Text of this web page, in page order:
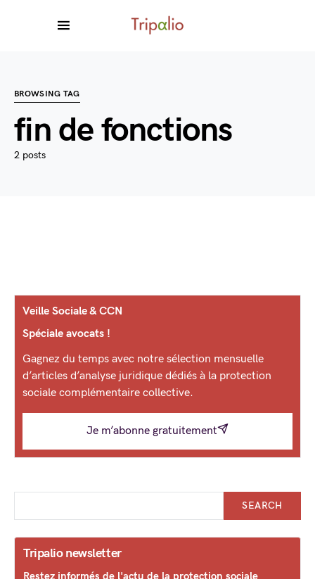
BROWSING TAG
fin de fonctions
2 posts
Veille Sociale & CCN
Spéciale avocats !
Gagnez du temps avec notre sélection mensuelle
d’articles d’analyse juridique dédiés à la protection
sociale complémentaire collective.
Je m’abonne gratuitement
SEARCH
Tripalio newsletter